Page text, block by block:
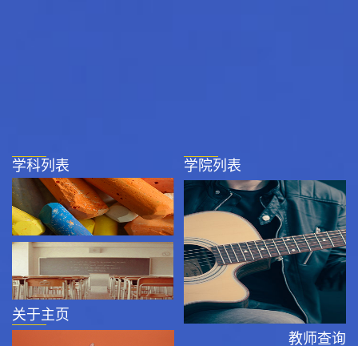
学科列表
关于主页
学院列表
教师查询